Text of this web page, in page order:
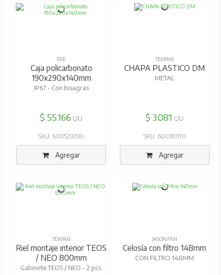
DSE
Caja policarbonato
190x290x140mm
IP67 - Con bisagras
$ 55.166 C/U
SKU: 600520030
Agregar
TEKPAN
CHAPA PLASTICO DM
METAL
$ 3.081 C/U
SKU: 600310170
Agregar
TEKPAN
Riel montaje interior TEOS
/ NEO 800mm
Gabinete TEOS / NEO - 2 pcs.
JASON FAN
Celosía con filtro 148mm
CON FILTRO 148MM